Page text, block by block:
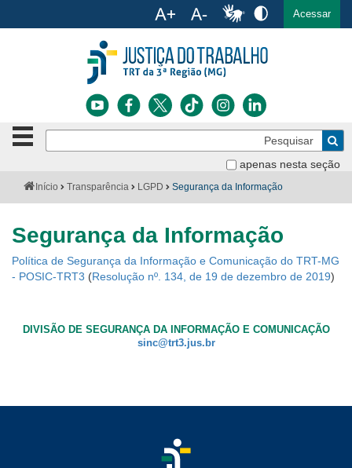
Ir para o menu Ir para a busca Ir para o rodapé
Acessar
apenas nesta seção
Botão
de
clique
ou
fechar
Notícias
Serviços
Jurisprudência
VocêInício Transparência LGPD Segurança da Informação
Segurança da Informação
Política de Segurança da Informação e Comunicação do TRT-MG
- POSIC-TRT3 (Resolução nº. 134, de 19 de dezembro de 2019)
DIVISÃO DE SEGURANÇA DA INFORMAÇÃO E COMUNICAÇÃO
sinc@trt3.jus.br